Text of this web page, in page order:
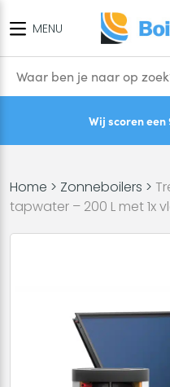
MENU
Wij scoren een
Home > Zonneboilers >
tapwater – 200 L met 1x